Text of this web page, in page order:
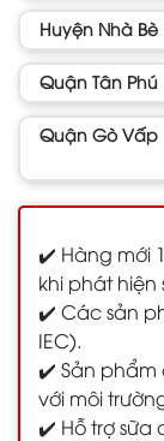
Huyện Nhà Bè
Quận Tân Phú
Quận Gò Vấp
✔️ Hàng mới
khi phát hiện
✔️ Các sản
IEC).
✔️ Sản phẩm
với môi
✔️ Hỗ trợ sữa